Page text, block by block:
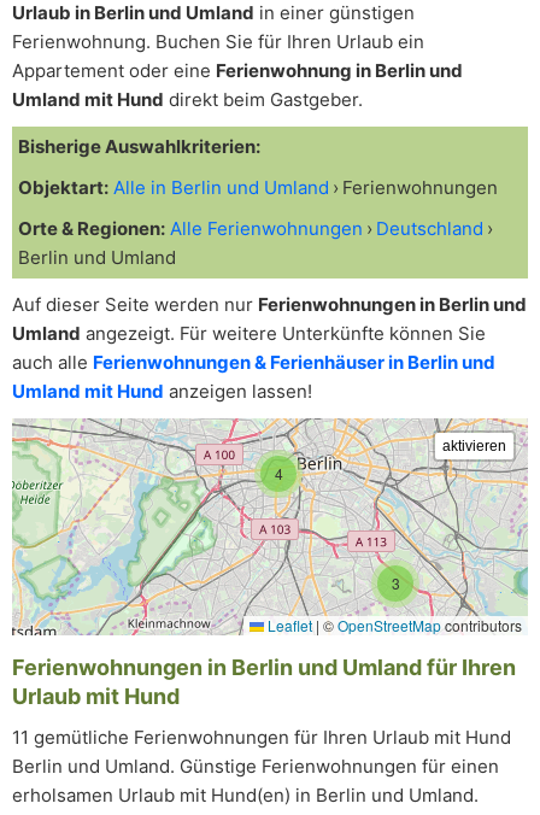
Urlaub in Berlin und Umland in einer günstigen
Ferienwohnung. Buchen Sie für Ihren Urlaub ein
Appartement oder eine Ferienwohnung in Berlin und
Umland mit Hund direkt beim Gastgeber.
Bisherige Auswahlkriterien:
Objektart: Alle in Berlin und Umland
Ferienwohnungen
Orte & Regionen: Alle Ferienwohnungen
Deutschland
Berlin und Umland
Auf dieser Seite werden nur Ferienwohnungen in Berlin und
Umland angezeigt. Für weitere Unterkünfte können Sie
auch alle Ferienwohnungen & Ferienhäuser in Berlin und
Umland mit Hund anzeigen lassen!
4
3
Leaflet | ©OpenStreetMapcontributors
Ferienwohnungen in Berlin und Umland für Ihren
Urlaub mit Hund
11 gemütliche Ferienwohnungen für Ihren Urlaub mit Hund
Berlin und Umland. Günstige Ferienwohnungen für einen
erholsamen Urlaub mit Hund(en) in Berlin und Umland.